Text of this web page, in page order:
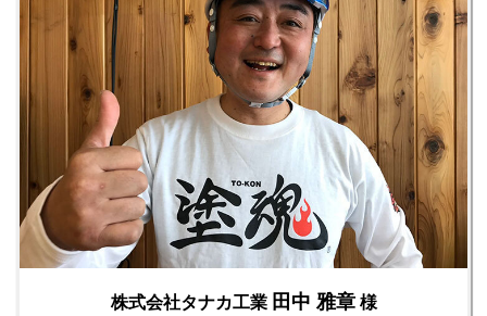
株式会社タナカ工業 田中 雅章様